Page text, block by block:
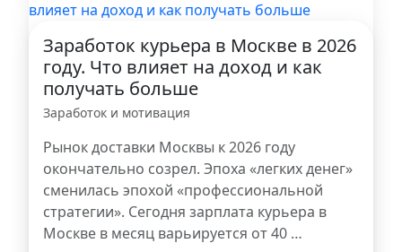
Заработок курьера в Москве в 2026
году. Что влияет на доход и как
получать больше
Заработок и мотивация
Рынок доставки Москвы к 2026 году
окончательно созрел. Эпоха «легких денег»
сменилась эпохой «профессиональной
стратегии». Сегодня зарплата курьера в
Москве в месяц варьируется от 40 …